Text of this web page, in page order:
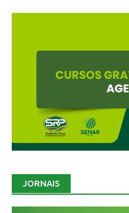
JORNAIS